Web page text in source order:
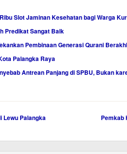
Slot Jaminan Kesehatan bagi Warga
Predikat Sangat Baik
Pembinaan Generasi Qurani
Palangka Raya
Antrean Panjang di SPBU, Bukan
Lewu Palangka
Pemkab